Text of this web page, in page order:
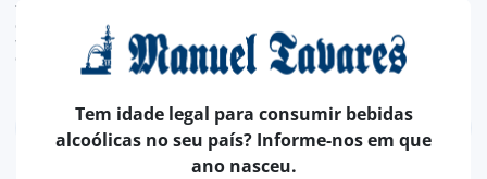
TAXA LEGAL EM VIGOR INCLUÍDO.
despesas de envio calculadas na finalização da compra
valor de conversão meramente indicativo, sendo a transação da encomenda, efetuada
em euros (€).
Tem idade legal para consumir bebidas
alcoólicas no seu país? Informe-nos em que
ano nasceu.